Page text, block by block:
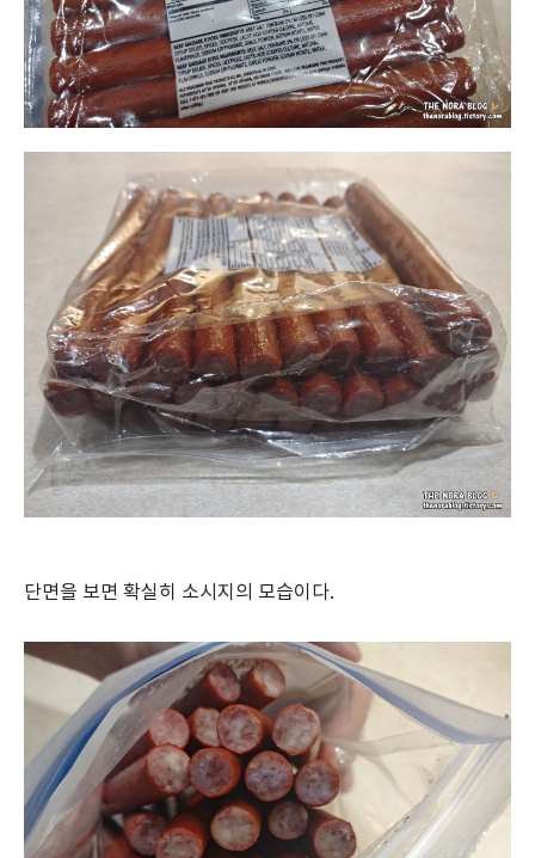
단면을 보면 확실히 소시지의 모습이다.